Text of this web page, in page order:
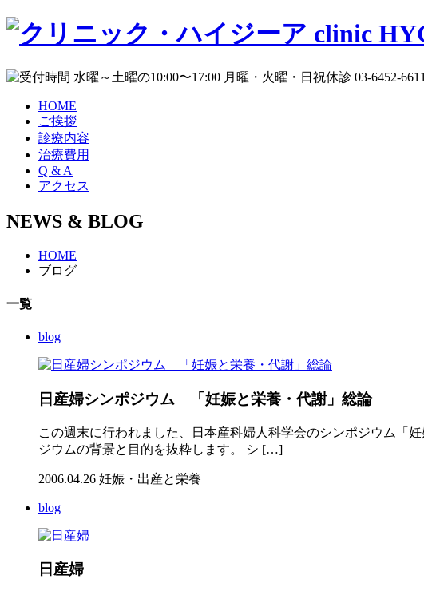
HOME
ご挨拶
診療内容
治療費用
Q & A
アクセス
NEWS & BLOG
HOME
ブログ
一覧
blog
日産婦シンポジウム 「妊娠と栄養・代謝」総論
この週末に行われました、日本産科婦人科学会のシンポジウム
ジウムの背景と目的を抜粋します。 シ […]
2006.04.26 妊娠・出産と栄養
blog
日産婦